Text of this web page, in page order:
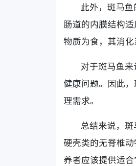
此外，斑马
肠道的内膜结构
物质为食，其消化
对于斑马鱼
健康问题。因此
理需求。
总结来说，
硬壳类的无脊椎
养者应该提供适